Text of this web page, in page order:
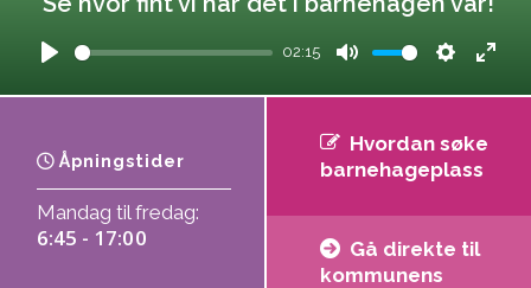
02:15
Åpningstider
Mandag til fredag:
6:45 - 17:00
Hvordan søke
barnehageplass
Gå direkte til
kommunens